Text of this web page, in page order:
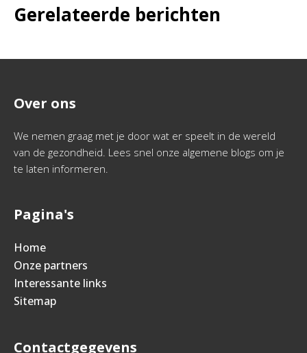
Gerelateerde berichten
Over ons
We nemen graag met je door wat er speelt in de wereld
van de gezondheid. Lees snel onze algemene blogs om je
te laten informeren.
Pagina's
Home
Onze partners
Interessante links
Sitemap
Contactgegevens